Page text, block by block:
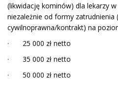
(likwidację kominów) dla lekarzy
niezależnie od formy
cywilnoprawna/kontrakt) na
· 25 000 zł netto
· 35 000 zł netto
· 50 000 zł netto